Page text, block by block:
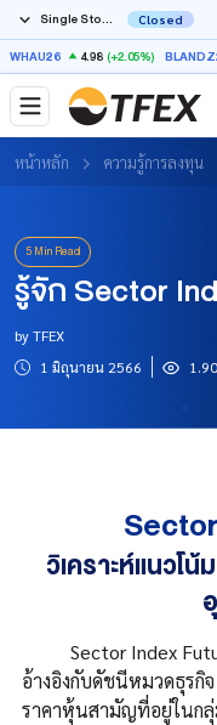
Single Stock Futures Closed
WHAU26 4.98 (+2.05%)
หน้าหลัก ความรู้การลงทุน
5 Min Read
รู้จัก Sector
by TFEX
1 มิถุนายน 2566
วิเคราะห์แนวโ
Sector Index
อ้างอิงกับดัชนีหมวดธุรกิ
ราคาหุ้นสามัญที่อยู่ในกลุ่